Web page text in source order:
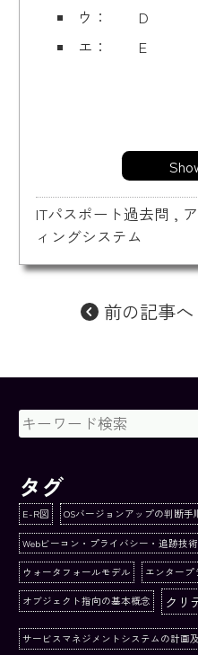
ウ： D
エ： E
ITパスポート過去問 ,
ィングシステム
前の記事へ
タグ
E-R図 OSバージョンアップの判断手
Webビーコン・プライバシー・追跡技術
ウォータフォールモデル エンタープ
オブジェクト指向の基本概念 クリ
サービスマネジメントシステムの計画